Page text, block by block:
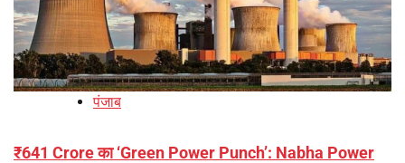
पंजाब
₹641 Crore का ‘Green Power Punch’: Nabha Power